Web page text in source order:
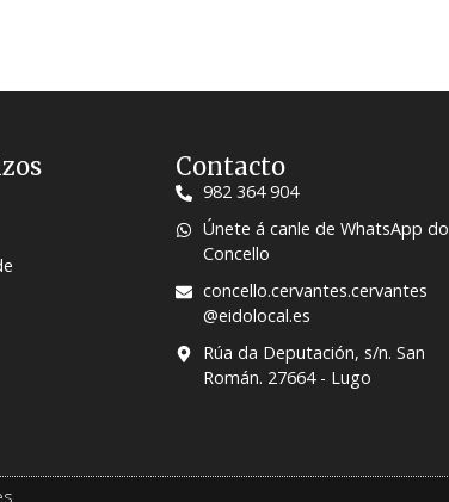
Contacto
982 364 904
Únete á canle de WhatsApp do
Concello
concello.cervantes.cervantes
@eidolocal.es
Rúa da Deputación, s/n. San
Román. 27664 - Lugo